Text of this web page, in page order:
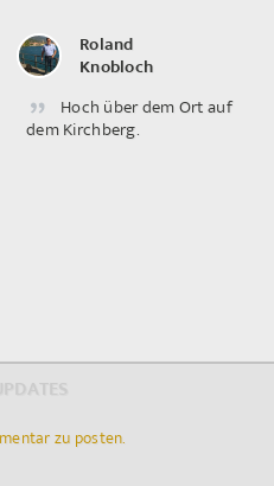
Roland
Knobloch
Hoch über dem Ort auf
dem Kirchberg.
zu posten.
©OpenStreetMapcontributors.